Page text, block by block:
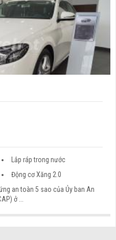
Lắp ráp trong nước
Động cơ Xăng 2.0
an toàn 5 sao của Ủy ban An
ở ...